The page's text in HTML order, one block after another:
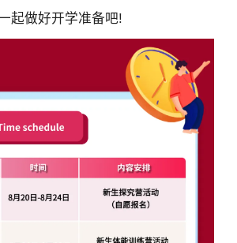
起做好开学准备吧!